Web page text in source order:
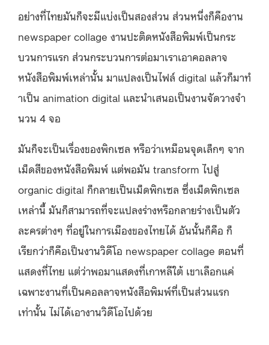
อย่างที่ไทยมันก็จะมีแบ่งเป็นสองส่วน ส่วนหนึ่งก็คืองาน
newspaper collage งานปะติดหนังสือพิมพ์เป็นกระ
บวนการแรก ส่วนกระบวนการต่อมาเราเอาคอลลาจ
หนังสือพิมพ์เหล่านั้น มาแปลงเป็นไฟล์ digital แล้วก็มาทํ
าเป็น animation digital และนําเสนอเป็นงานจัดวางจํา
นวน 4 จอ
มันก็จะเป็นเรื่องของพิกเซล หรือว่าเหมือนจุดเล็กๆ จาก
เม็ดสีของหนังสือพิมพ์ แต่พอมัน transform ไปสู่
organic digital ก็กลายเป็นเม็ดพิกเซล ซึ่งเม็ดพิกเซล
เหล่านี้ มันก็สามารถที่จะแปลงร่างหรือกลายร่างเป็นตัว
ละครต่างๆ ที่อยู่ในการเมืองของไทยได้ อันนั้นก็คือ ก็
เรียกว่าก็คือเป็นงานวิดีโอ newspaper collage ตอนที่
แสดงที่ไทย แต่ว่าพอมาแสดงที่เกาหลีใต้ เขาเลือกแค่
เฉพาะงานที่เป็นคอลลาจหนังสือพิมพ์ที่เป็นส่วนแรก
เท่านั้น ไม่ได้เอางานวิดีโอไปด้วย